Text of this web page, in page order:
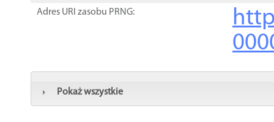
Adres URI zasobu PRNG:
Pokaż wszystkie